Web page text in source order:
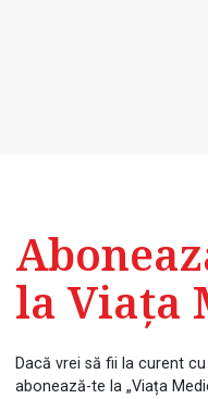
la Viața
Dacă vrei să fii la curent
abonează-te la „Viața